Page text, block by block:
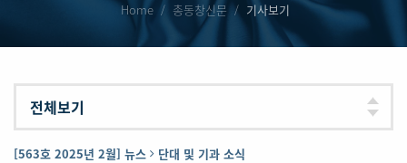
Home 총동창신문 기사보기
[563호 2025년 2월] 뉴스 단대 및 기과 소식